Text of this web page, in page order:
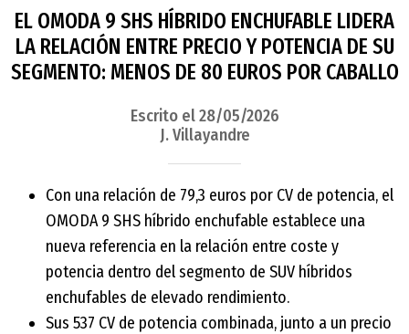
EL OMODA 9 SHS HÍBRIDO ENCHUFABLE LIDERA
LA RELACIÓN ENTRE PRECIO Y POTENCIA DE SU
SEGMENTO: MENOS DE 80 EUROS POR CABALLO
Escrito el 28/05/2026
J. Villayandre
Con una relación de 79,3 euros por CV de potencia, el
OMODA 9 SHS híbrido enchufable establece una
nueva referencia en la relación entre coste y
potencia dentro del segmento de SUV híbridos
enchufables de elevado rendimiento.
Sus 537 CV de potencia combinada, junto a un precio